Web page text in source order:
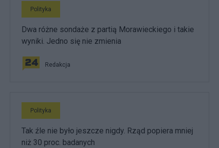
Polityka
Dwa różne sondaże z partią Morawieckiego i takie
wyniki. Jedno się nie zmienia
Redakcja
Polityka
Tak źle nie było jeszcze nigdy. Rząd popiera mniej
niż 30 proc. badanych